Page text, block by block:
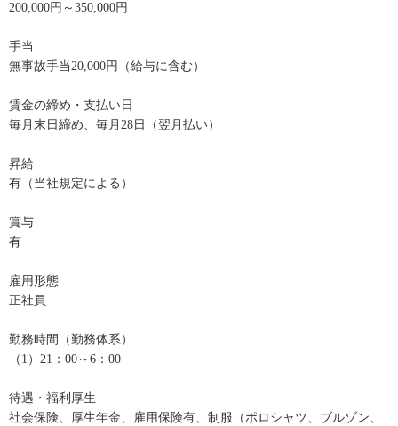
200,000円～350,000円
手当
無事故手当20,000円（給与に含む）
賃金の締め・支払い日
毎月末日締め、毎月28日（翌月払い）
昇給
有（当社規定による）
賞与
有
雇用形態
正社員
勤務時間（勤務体系）
（1）21：00～6：00
待遇・福利厚生
社会保険、厚生年金、雇用保険有、制服（ポロシャツ、ブルゾン、